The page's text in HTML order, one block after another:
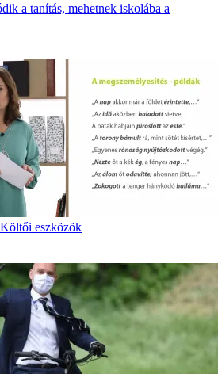
a tanítás, mehetnek iskolába a
eszközök